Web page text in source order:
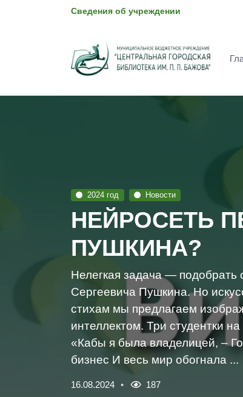
Сведения об учреждении
2024 год Новости
НЕЙРОСЕТЬ
ПУШКИНА?
Нелегкая задача — подобрать
Сергеевича Пушкина. Но
стихам мы предлагаем
интеллектом. Три студентки
«Кабы я была владелицей, –
бизнес И весь мир обогнала ...
16.08.2024 187